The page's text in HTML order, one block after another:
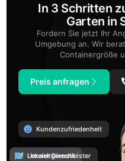
In 3 Schritten
Garten in
Fordern Sie jetzt Ihr
Umgebung an. Wir
Containergröße
Preis anfragen
Kundenzufriedenheit
Umweltgerecht
Lokaler Dienstleister